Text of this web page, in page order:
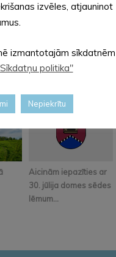
Aicinām iepazīties ar
30. jūlija domes sēdes
lēmum...
izvēles, atjauninot
izmantotajām sīkdatnēm
politika"
Nepiekrītu